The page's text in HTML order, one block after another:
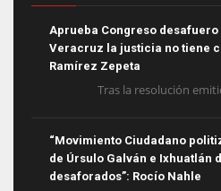
Aprueba Congreso desafuero
Veracruz la justicia no tiene
Ramírez Zepeta
Tras la resolución
“Movimiento Ciudadano
de Úrsulo Galván e Ixhuatlán
desaforados”: Rocío Nahle